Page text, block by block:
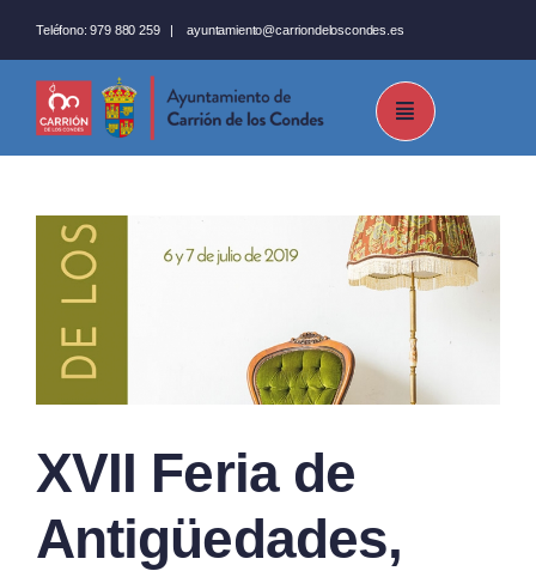
al
contenido
Teléfono: 979 880 259 |ayuntamiento@carriondeloscondes.es
XVII Feria de
Antigüedades,